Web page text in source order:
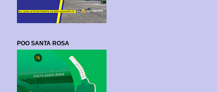
POO SANTA ROSA